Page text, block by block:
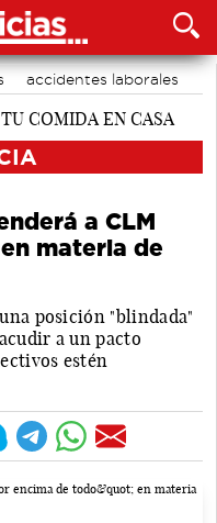
accidentes laborales
a CLM
materia de
posición "blindada"
a un pacto
estén